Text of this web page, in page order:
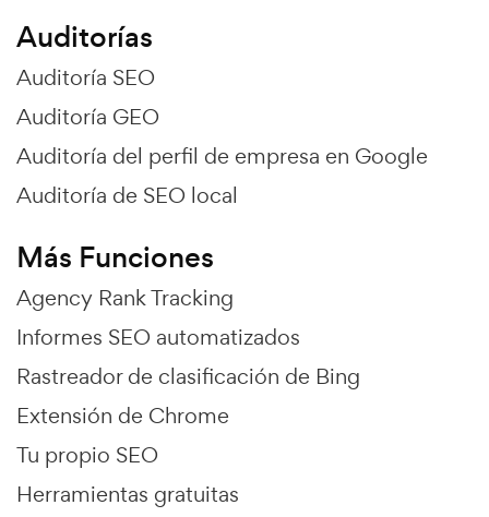
Auditorías
Auditoría SEO
Auditoría GEO
Auditoría del perfil de empresa en Google
Auditoría de SEO local
Más Funciones
Agency Rank Tracking
Informes SEO automatizados
Rastreador de clasificación de Bing
Extensión de Chrome
Tu propio SEO
Herramientas gratuitas